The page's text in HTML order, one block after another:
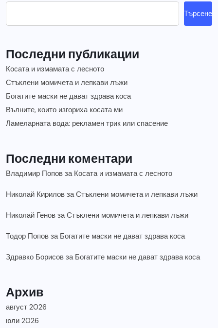
Търсене
Последни публикации
Косата и измамата с лесното
Стъклени момичета и лепкави лъжи
Богатите маски не дават здрава коса
Вълните, които изгориха косата ми
Ламеларната вода: рекламен трик или спасение
Последни коментари
Владимир Попов за Косата и измамата с лесното
Николай Кирилов заСтъклени момичета и лепкави лъжи
Николай Генов заСтъклени момичета и лепкави лъжи
Тодор Попов за Богатите маски не дават здрава коса
Здравко Борисов за Богатите маски не дават здрава коса
Архив
август 2026
юли 2026